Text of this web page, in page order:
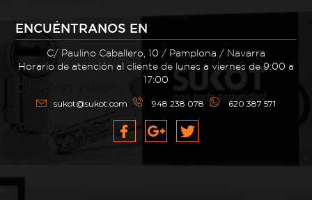
ENCUÉNTRANOS EN
C/ Paulino Caballero, 10 / Pamplona / Navarra
Horario de atención al cliente de lunes a viernes de 9:00 a
17:00
sukot@sukot.com 948 238 078 620 387 571